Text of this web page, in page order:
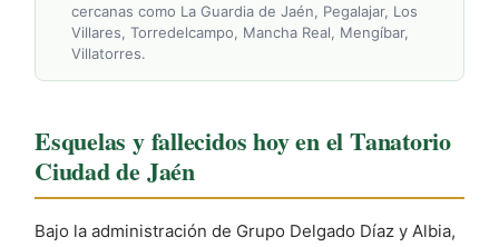
cercanas como La Guardia de Jaén, Pegalajar, Los
Villares, Torredelcampo, Mancha Real, Mengíbar,
Villatorres.
Esquelas y fallecidos hoy en el Tanatorio
Ciudad de Jaén
Bajo la administración de Grupo Delgado Díaz y Albia,